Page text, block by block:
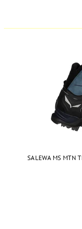
SALEWA MS MTN